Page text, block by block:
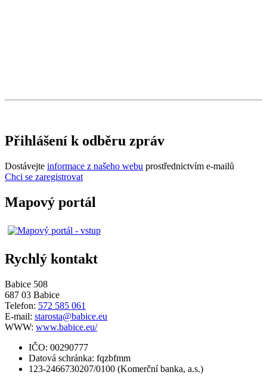
Přihlášení k odběru zpráv
Dostávejte informace z našeho webu prostřednictvím e-mailů
Chci se zaregistrovat
Mapový portál
Rychlý kontakt
Babice 508
687 03 Babice
Telefon: 572 585 061
E-mail: starosta@babice.eu
WWW: www.babice.eu/
IČO: 00290777
Datová schránka: fqzbfmm
123-2466730207/0100 (Komerční banka, a.s.)